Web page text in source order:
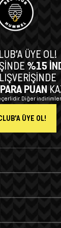
ÜYE OL!
%15
PUAN
Diğer
ÜYE OL!